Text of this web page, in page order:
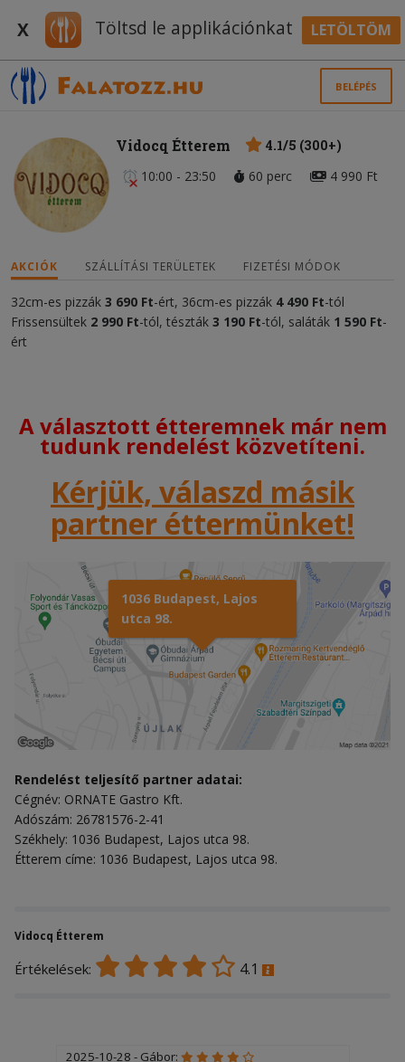
X Töltsd le applikációnkat LETÖLTÖM
BELÉPÉS
Vidocq Étterem
4.1/5 (300+)
10:00 - 23:50
60 perc 4 990 Ft
AKCIÓK SZÁLLÍTÁSI TERÜLETEK FIZETÉSI MÓDOK
32cm-es pizzák 3 690 Ft-ért, 36cm-es pizzák 4 490 Ft-tól
Frissensültek 2 990 Ft-tól, tészták 3 190 Ft-tól, saláták 1 590 Ft-
ért
A választott étteremnek már nem
tudunk rendelést közvetíteni.
Kérjük, válaszd másik
partner éttermünket!
1036 Budapest, Lajos
utca 98.
Rendelést teljesítő partner adatai:
Cégnév: ORNATE Gastro Kft.
Adószám: 26781576-2-41
Székhely: 1036 Budapest, Lajos utca 98.
Étterem címe: 1036 Budapest, Lajos utca 98.
Vidocq Étterem
Értékelések: 4.1
2025-10-28 - Gábor: